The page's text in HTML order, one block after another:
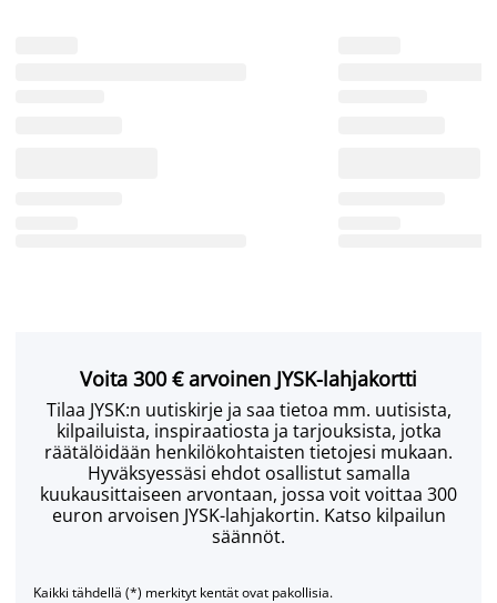
Voita 300 € arvoinen JYSK-lahjakortti
Tilaa JYSK:n uutiskirje ja saa tietoa mm. uutisista,
kilpailuista, inspiraatiosta ja tarjouksista, jotka
räätälöidään henkilökohtaisten tietojesi mukaan.
Hyväksyessäsi ehdot osallistut samalla
kuukausittaiseen arvontaan, jossa voit voittaa 300
euron arvoisen JYSK-lahjakortin. Katso kilpailun
säännöt.
Kaikki tähdellä (*) merkityt kentät ovat pakollisia.